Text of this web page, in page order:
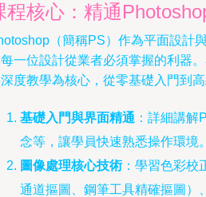
程核心：精通
（簡稱PS）作為平面設計
一位設計從業者必須掌握的利器
度教學為核心，從零基礎入門到
基礎入門與界面精通 ：詳細講
念等，讓學員快速熟悉操作環境。
圖像處理核心技術：學習色彩校
通道摳圖、鋼筆工具精確摳圖）